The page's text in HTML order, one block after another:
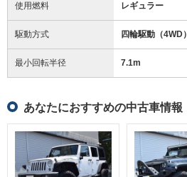
使用燃料 レギュラー
駆動方式 四輪駆動（4WD）
最小回転半径 7.1m
あなたにおすすめの中古車情報